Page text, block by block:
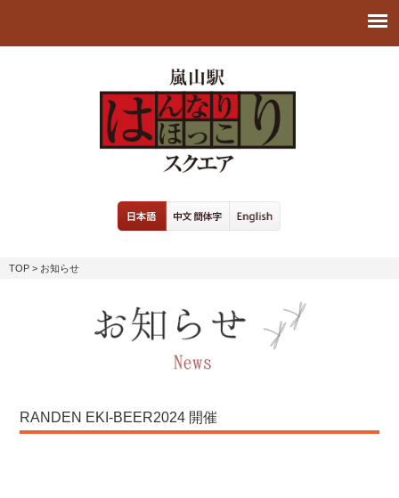
TOP > お知らせ
RANDEN EKI-BEER2024 開催